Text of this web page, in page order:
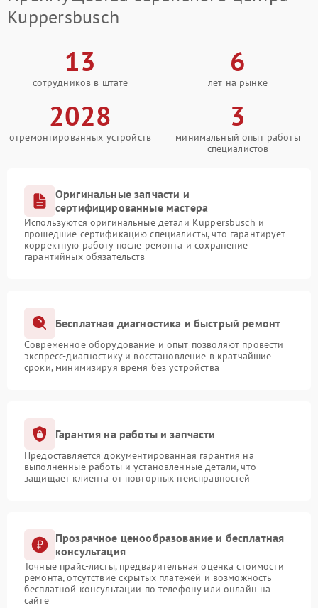
Kuppersbusch
13
сотрудников в штате
6
лет на рынке
2028
отремонтированных устройств
3
минимальный опыт работы
специалистов
Оригинальные запчасти и
сертифицированные мастера
Используются оригинальные детали Kuppersbusch и
прошедшие сертификацию специалисты, что гарантирует
корректную работу после ремонта и сохранение
гарантийных обязательств
Бесплатная диагностика и быстрый ремонт
Современное оборудование и опыт позволяют провести
экспресс-диагностику и восстановление в кратчайшие
сроки, минимизируя время без устройства
Гарантия на работы и запчасти
Предоставляется документированная гарантия на
выполненные работы и установленные детали, что
защищает клиента от повторных неисправностей
Прозрачное ценообразование и бесплатная
консультация
Точные прайс-листы, предварительная оценка стоимости
ремонта, отсутствие скрытых платежей и возможность
бесплатной консультации по телефону или онлайн на
сайте